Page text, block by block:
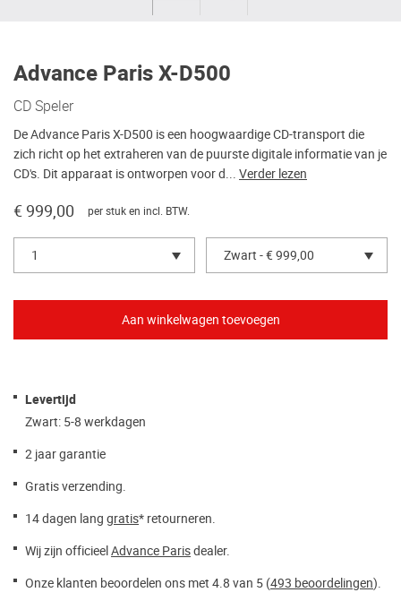
Advance Paris X-D500
CD Speler
De Advance Paris X-D500 is een hoogwaardige CD-transport die
zich richt op het extraheren van de puurste digitale informatie van je
CD's. Dit apparaat is ontworpen voor d... Verder lezen
€ 999,00 per stuk en incl. BTW.
1 Zwart - € 999,00
Levertijd
Zwart: 5-8 werkdagen
2 jaar garantie
Gratis verzending.
14 dagen lang gratis* retourneren.
Wij zijn officieelAdvance Parisdealer.
Onze klanten beoordelen ons met 4.8 van 5 (493 beoordelingen).